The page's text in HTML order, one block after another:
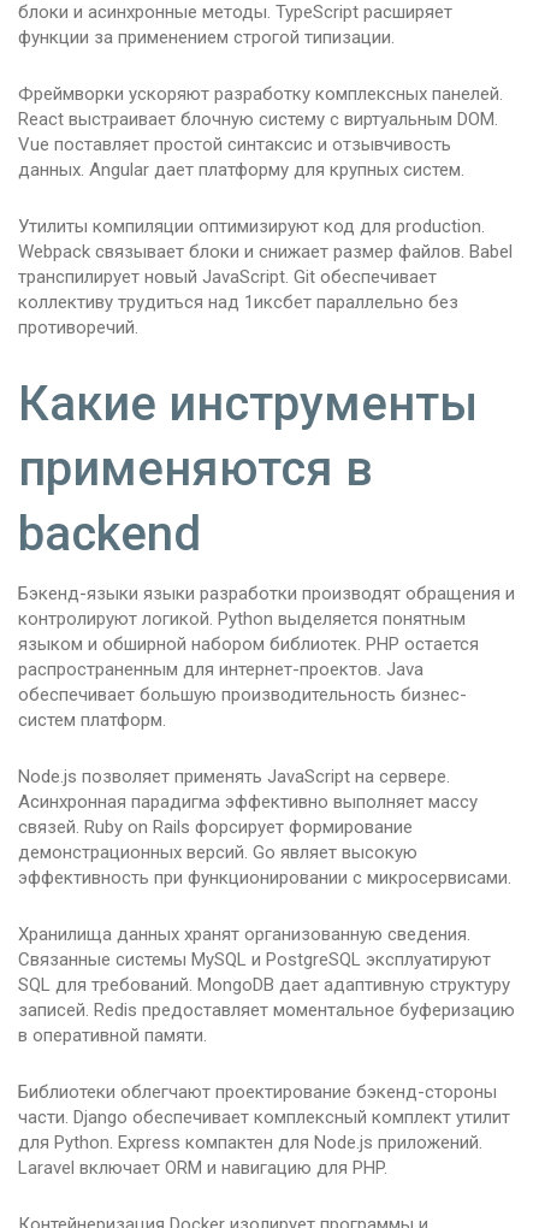
блоки и асинхронные методы. TypeScript расширяет
функции за применением строгой типизации.
Фреймворки ускоряют разработку комплексных панелей.
React выстраивает блочную систему с виртуальным DOM.
Vue поставляет простой синтаксис и отзывчивость
данных. Angular дает платформу для крупных систем.
Утилиты компиляции оптимизируют код для production.
Webpack связывает блоки и снижает размер файлов. Babel
транспилирует новый JavaScript. Git обеспечивает
коллективу трудиться над 1иксбет параллельно без
противоречий.
Какие инструменты
применяются в
backend
Бэкенд-языки языки разработки производят обращения и
контролируют логикой. Python выделяется понятным
языком и обширной набором библиотек. PHP остается
распространенным для интернет-проектов. Java
обеспечивает большую производительность бизнес-
систем платформ.
Node.js позволяет применять JavaScript на сервере.
Асинхронная парадигма эффективно выполняет массу
связей. Ruby on Rails форсирует формирование
демонстрационных версий. Go являет высокую
эффективность при функционировании с микросервисами.
Хранилища данных хранят организованную сведения.
Связанные системы MySQL и PostgreSQL эксплуатируют
SQL для требований. MongoDB дает адаптивную структуру
записей. Redis предоставляет моментальное буферизацию
в оперативной памяти.
Библиотеки облегчают проектирование бэкенд-стороны
части. Django обеспечивает комплексный комплект утилит
для Python. Express компактен для Node.js приложений.
Laravel включает ORM и навигацию для PHP.